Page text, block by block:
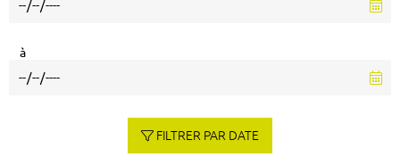
à
FILTRER PAR DATE